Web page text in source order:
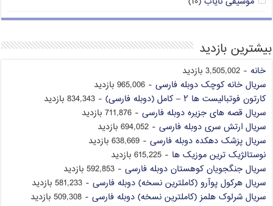
بیشترین بازدید
خانه - 3,505,002 بازدید
سریال خانه کوچک دوبله فارسی - 965,006 بازدید
کارتون فوتبالیست ها ۲ – کامل (دوبله فارسی)
- 834,343 بازدید
سریال قصه های جزیره دوبله فارسی - 711,876 بازدید
سریال ارتش سری دوبله فارسی - 694,052 بازدید
سریال پزشک دهکده دوبله فارسی - 638,669 بازدید
نوستالژیک ترین موزیک ها - 615,225 بازدید
سریال جنگجویان کوهستان دوبله فارسی - 592,853 بازدید
سریال هرکول پوآرو (کاملترین نسخه) دوبله فارسی - 581,233 بازدید
سریال شرلوک هلمز (کاملترین نسخه) دوبله فارسی - 509,308 بازدید